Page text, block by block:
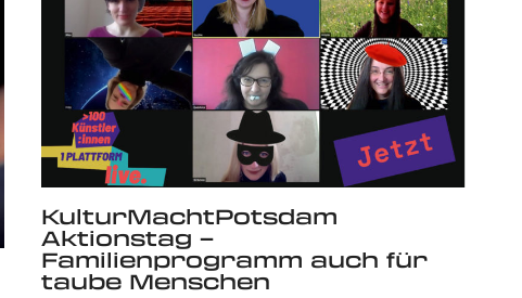
KulturMachtPotsdam
Aktionstag –
Familienprogramm auch für
taube Menschen